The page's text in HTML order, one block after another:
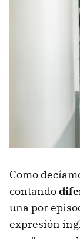
Como
contando
una por
expresión